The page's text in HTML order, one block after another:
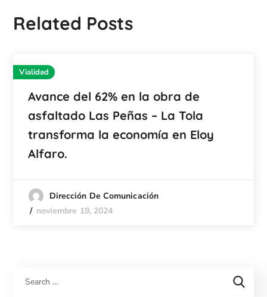
Related Posts
Vialidad
Avance del 62% en la obra de
asfaltado Las Peñas – La Tola
transforma la economía en Eloy
Alfaro.
Dirección De Comunicación
noviembre 19, 2024